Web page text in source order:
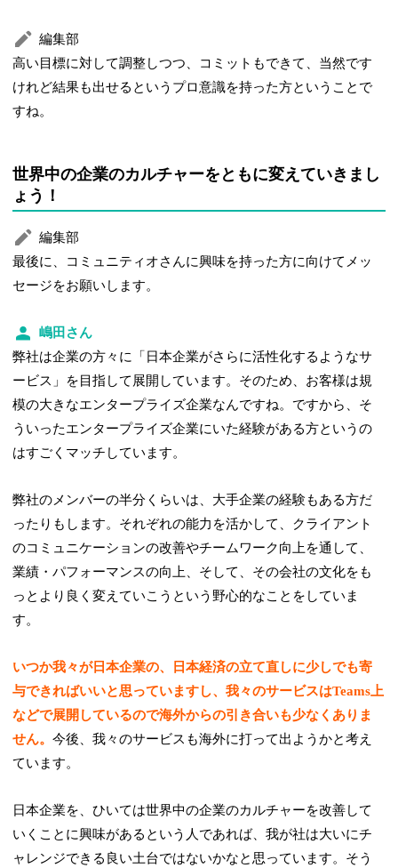
編集部
高い目標に対して調整しつつ、コミットもできて、当然です
けれど結果も出せるというプロ意識を持った方ということで
すね。
世界中の企業のカルチャーをともに変えていきまし
ょう！
編集部
最後に、コミュニティオさんに興味を持った方に向けてメッ
セージをお願いします。
嶋田さん
弊社は企業の方々に「日本企業がさらに活性化するようなサ
ービス」を目指して展開しています。そのため、お客様は規
模の大きなエンタープライズ企業なんですね。ですから、そ
ういったエンタープライズ企業にいた経験がある方というの
はすごくマッチしています。
弊社のメンバーの半分くらいは、大手企業の経験もある方だ
ったりもします。それぞれの能力を活かして、クライアント
のコミュニケーションの改善やチームワーク向上を通して、
業績・パフォーマンスの向上、そして、その会社の文化をも
っとより良く変えていこうという野心的なことをしていま
す。
いつか我々が日本企業の、日本経済の立て直しに少しでも寄
与できればいいと思っていますし、我々のサービスはTeams上
などで展開しているので海外からの引き合いも少なくありま
せん。今後、我々のサービスも海外に打って出ようかと考え
ています。
日本企業を、ひいては世界中の企業のカルチャーを改善して
いくことに興味があるという人であれば、我が社は大いにチ
ャレンジできる良い土台ではないかなと思っています。そう